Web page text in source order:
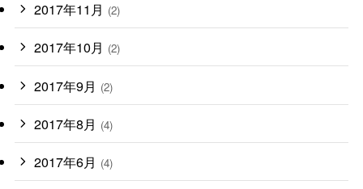
2017年11月 (2)
2017年10月 (2)
2017年9月 (2)
2017年8月 (4)
2017年6月 (4)